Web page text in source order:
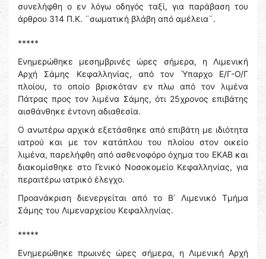
συνελήφθη ο εν λόγω οδηγός ταξί, για παράβαση του
άρθρου 314 Π.Κ. ¨σωματική βλάβη από αμέλεια¨.
*****
Ενημερώθηκε μεσημβρινές ώρες σήμερα, η Λιμενική
Αρχή Σάμης Κεφαλληνίας, από τον Ύπαρχο Ε/Γ-Ο/Γ
πλοίου, το οποίο βρισκόταν εν πλω από τον λιμένα
Πάτρας προς τον λιμένα Σάμης, ότι 25χρονος επιβάτης
αισθάνθηκε έντονη αδιαθεσία.
Ο ανωτέρω αρχικά εξετάσθηκε από επιβάτη με ιδιότητα
ιατρού και με τον κατάπλου του πλοίου στον οικείο
λιμένα, παρελήφθη από ασθενοφόρο όχημα του ΕΚΑΒ και
διακομίσθηκε στο Γενικό Νοσοκομείο Κεφαλληνίας, για
περαιτέρω ιατρικό έλεγχο.
Προανάκριση διενεργείται από το Β΄ Λιμενικό Τμήμα
Σάμης του Λιμεναρχείου Κεφαλληνίας.
*****
Ενημερώθηκε πρωινές ώρες σήμερα, η Λιμενική Αρχή